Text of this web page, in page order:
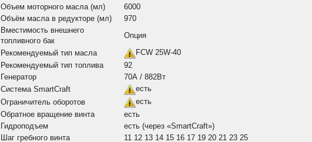
Объем моторного масла (мл)
6000
Объём масла в редукторе (мл)
970
Вместимость внешнего
топливного бак
Опция
Рекомендуемый тип масла
FCW 25W-40
Рекомендуемый тип топлива
92
Генератор
70А / 882Вт
Система SmartCraft
есть
Ограничитель оборотов
есть
Обратное вращение винта
есть
Гидроподъем
есть (через «SmartCraft»)
Шаг гребного винта
11 12 13 14 15 16 17 19 20 21 23 25